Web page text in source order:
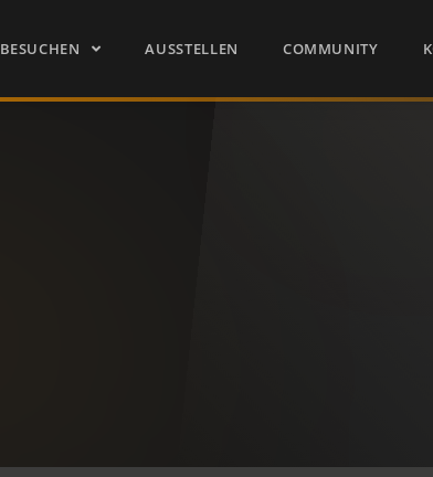
BESUCHEN AUSSTELLEN COMMUNITY